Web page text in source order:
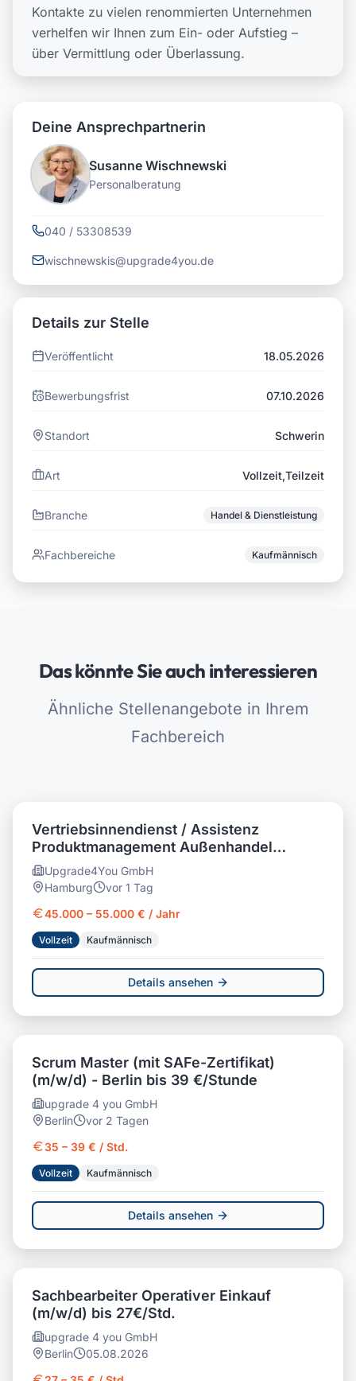
Kontakte zu vielen renommierten Unternehmen
verhelfen wir Ihnen zum Ein- oder Aufstieg –
über Vermittlung oder Überlassung.
Deine Ansprechpartnerin
Susanne Wischnewski
Personalberatung
040 / 53308539
wischnewskis@upgrade4you.de
Details zur Stelle
Veröffentlicht 18.05.2026
Bewerbungsfrist 07.10.2026
Standort Schwerin
Art Vollzeit,Teilzeit
Branche Handel & Dienstleistung
Fachbereiche Kaufmännisch
Das könnte Sie auch interessieren
Ähnliche Stellenangebote in Ihrem
Fachbereich
Vertriebsinnendienst / Assistenz
Produktmanagement Außenhandel
(m/w/d) Personalvermittlung
Upgrade4You GmbH
Hamburg
vor 1 Tag
45.000 – 55.000 € / Jahr
Vollzeit Kaufmännisch
Details ansehen
Scrum Master (mit SAFe-Zertifikat)
(m/w/d) - Berlin bis 39 €/Stunde
upgrade 4 you GmbH
Berlin
vor 2 Tagen
35 – 39 € / Std.
Vollzeit Kaufmännisch
Details ansehen
Sachbearbeiter Operativer Einkauf
(m/w/d) bis 27€/Std.
upgrade 4 you GmbH
Berlin
05.08.2026